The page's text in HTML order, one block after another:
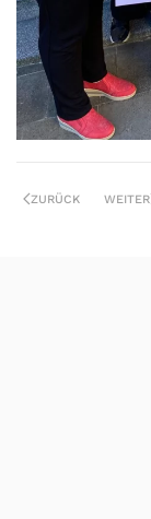
ZURÜCK WEITER